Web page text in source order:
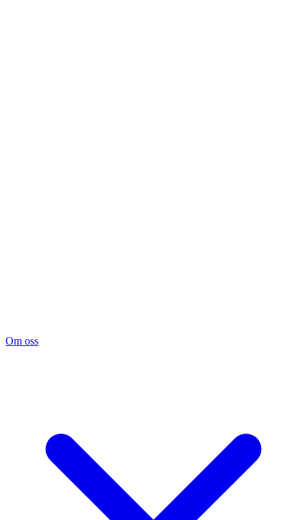
Om oss